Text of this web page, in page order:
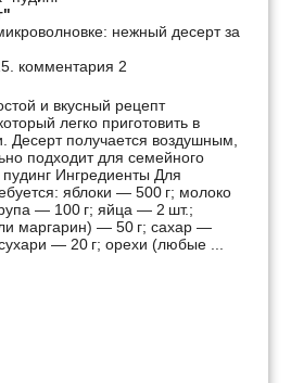
нежный десерт за
комментария 2
и вкусный рецепт
легко приготовить в
Десерт получается воздушным,
подходит для семейного
Ингредиенты Для
яблоки — 500 г; молоко
— 100 г; яйца — 2 шт.;
маргарин) — 50 г; сахар —
— 20 г; орехи (любые ...